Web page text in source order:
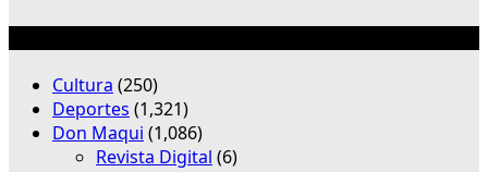
Cultura (250)
Deportes (1,321)
Don Maqui (1,086)
Revista Digital (6)